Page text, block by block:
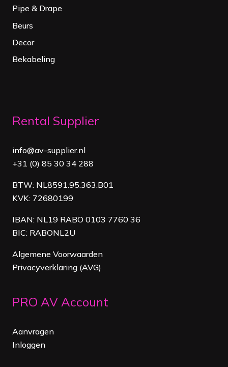
Pipe & Drape
Beurs
Decor
Bekabeling
Rental Supplier
info@av-supplier.nl
+31 (0) 85 30 34 288
BTW: NL8591.95.363.B01
KVK: 72680199
IBAN: NL19 RABO 0103 7760 36
BIC: RABONL2U
Algemene Voorwaarden
Privacyverklaring (AVG)
PRO AV Account
Aanvragen
Inloggen